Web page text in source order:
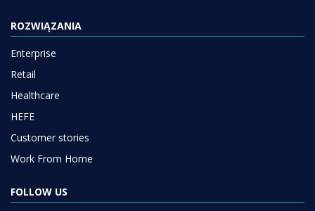
ROZWIĄZANIA
Enterprise
Retail
Healthcare
HEFE
Customer stories
Work From Home
FOLLOW US